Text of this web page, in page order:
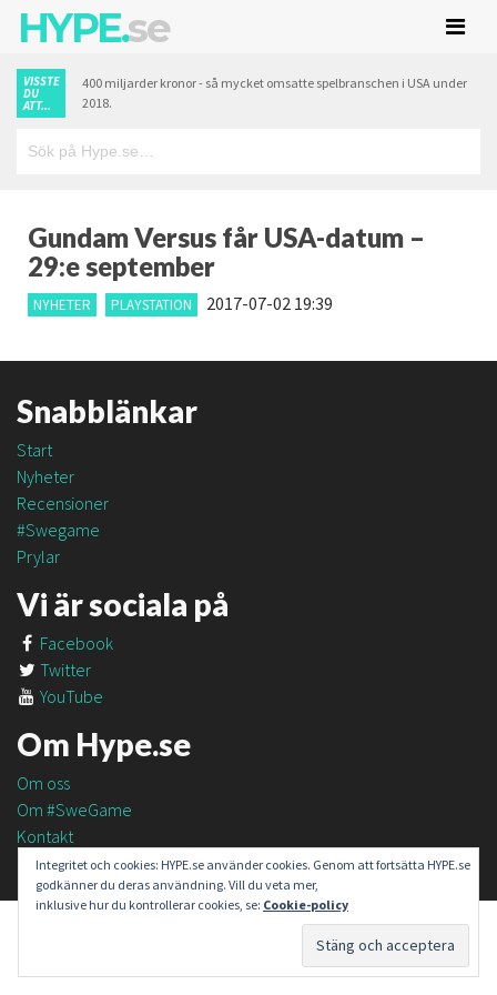
HYPE.se
VISSTE
DU
ATT...
400 miljarder kronor - så mycket omsatte spelbranschen i USA under
2018.
Gundam Versus får USA-datum –
29:e september
NYHETER PLAYSTATION 2017-07-02 19:39
Snabblänkar
Start
Nyheter
Recensioner
#Swegame
Prylar
Vi är sociala på
Facebook
Twitter
YouTube
Om Hype.se
Om oss
Om #SweGame
Kontakt
Integritet och cookies: HYPE.se använder cookies. Genom att fortsätta HYPE.se
godkänner du deras användning. Vill du veta mer,
inklusive hur du kontrollerar cookies, se: Cookie-policy